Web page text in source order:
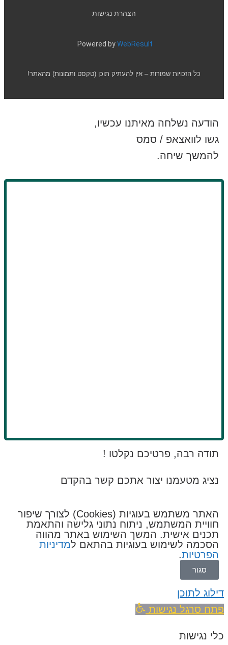
הצהרת נגישות
Powered byWebResult
כל הזכויות שמורות – אין להעתיק תוכן (טקסט ותמונות) מהאתר!
הודעה נשלחה מאיתנו עכשיו,
גשו לוואצאפ / סמס
להמשך שיחה.
תודה רבה, פרטיכם נקלטו !
נציג מטעמנו יצור אתכם קשר בהקדם
האתר משתמש בעוגיות (Cookies) לצורך שיפור
חוויית המשתמש, ניתוח נתוני גלישה והתאמת
תכנים אישית. המשך השימוש באתר מהווה
הסכמה לשימוש בעוגיות בהתאם למדיניות
הפרטיות.
סגור
דילוג לתוכן
פתח סרגל נגישות
כלי נגישות